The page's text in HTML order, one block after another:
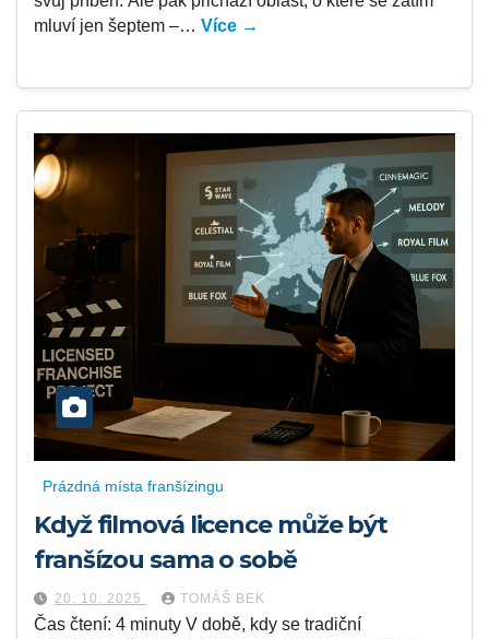
mluví jen šeptem –… Více →
Prázdná místa franšízingu
Když filmová licence může být
franšízou sama o sobě
20. 10. 2025 TOMÁŠ BEK
Čas čtení: 4 minuty V době, kdy se tradiční